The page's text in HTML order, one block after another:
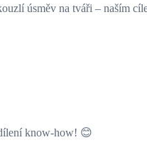
úsměv na tváři – naším
know-how! 😊